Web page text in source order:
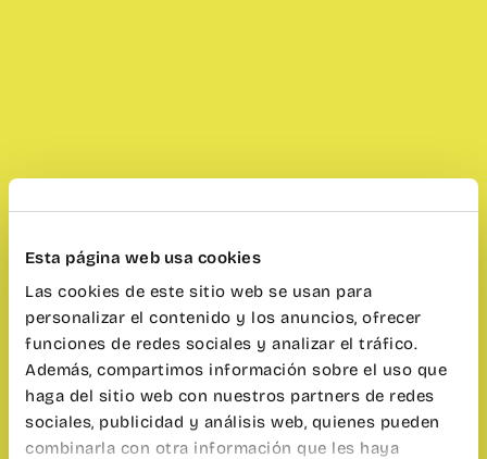
Esta página web usa cookies
Las cookies de este sitio web se usan para
personalizar el contenido y los anuncios, ofrecer
funciones de redes sociales y analizar el tráfico.
Además, compartimos información sobre el uso que
haga del sitio web con nuestros partners de redes
sociales, publicidad y análisis web, quienes pueden
combinarla con otra información que les haya